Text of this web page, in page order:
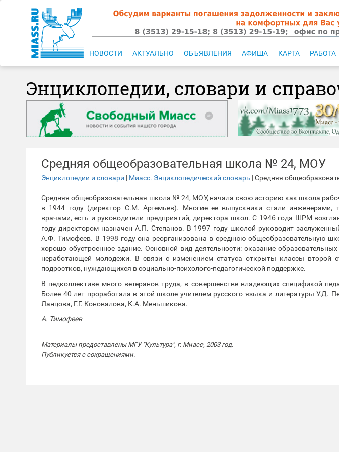
НОВОСТИ АКТУАЛЬНО ОБЪЯВЛЕНИЯ АФИША КАРТА РАБОТА
Энциклопедии, словари и
Средняя общеобразовательная школа № 24, МОУ
Энциклопедии и словари | Миасс. Энциклопедический словарь | Средняя
Средняя общеобразовательная школа № 24, МОУ, начала свою историю как школа
в 1944 году (директор С.М. Артемьев). Многие ее выпускники стали инженерами,
врачами, есть и руководители предприятий, директора школ. С 1946 года ШРМ
году директором назначен А.П. Степанов. В 1997 году школой руководит
А.Ф. Тимофеев. В 1998 году она реорганизована в среднюю общеобразовательную
хорошо обустроенное здание. Основной вид деятельности: оказание
неработающей молодежи. В связи с изменением статуса открыты классы второй
подростков, нуждающихся в социально-психолого-педагогической поддержке.
В педколлективе много ветеранов труда, в совершенстве владеющих спецификой
Более 40 лет проработала в этой школе учителем русского языка и литературы У.Д.
Ланцова, Г.Г. Коновалова, К.А. Меньшикова.
А. Тимофеев
Материалы предоставлены МГУ "Культура", г. Миасс, 2003 год.
Публикуется с сокращениями.